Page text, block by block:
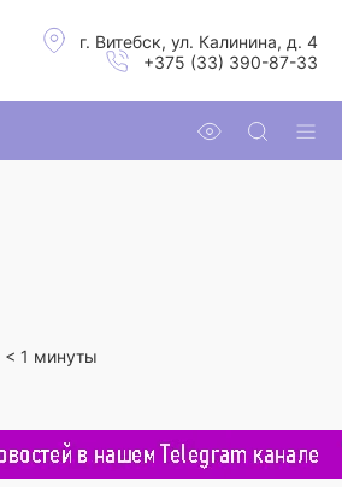
г. Витебск, ул. Калинина, д. 4
+375 (33) 390-87-33
< 1 минуты